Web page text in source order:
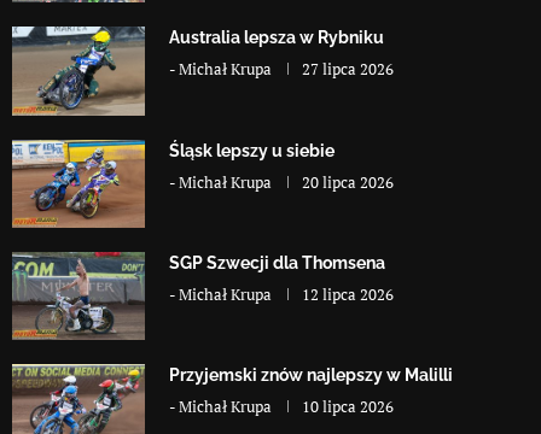
Australia lepsza w Rybniku
-Michał Krupa 27 lipca 2026
Śląsk lepszy u siebie
-Michał Krupa 20 lipca 2026
SGP Szwecji dla Thomsena
-Michał Krupa 12 lipca 2026
Przyjemski znów najlepszy w Malilli
-Michał Krupa 10 lipca 2026